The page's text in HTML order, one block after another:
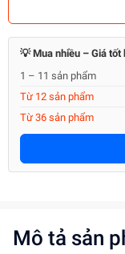
💡 Mua nhiều – Giá tốt
1 – 11 sản phẩm
Từ 12 sản phẩm
Từ 36 sản phẩm
Mô tả sản